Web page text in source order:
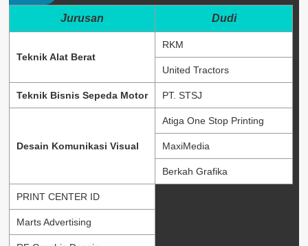
Jurusan Dudi
Teknik Alat Berat
RKM
United Tractors
Teknik Bisnis Sepeda Motor PT. STSJ
Desain Komunikasi Visual
Atiga One Stop Printing
MaxiMedia
Berkah Grafika
PRINT CENTER ID
Marts Advertising